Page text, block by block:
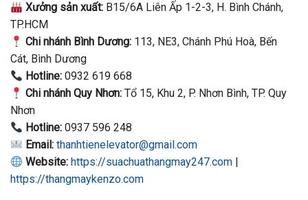
Xưởng sản xuất: B15/6A Liên Ấp 1-2-3, H. Bình Chánh,
TP.HCM
Chi nhánh Bình Dương: 113, NE3, Chánh Phú Hoà, Bến
Cát, Bình Dương
Hotline: 0932 619 668
Chi nhánh Quy Nhơn: Tổ 15, Khu 2, P. Nhơn Bình, TP. Quy
Nhơn
Hotline: 0937 596 248
Email: thanhtienelevator@gmail.com
Website: https://suachuathangmay247.com
https://thangmaykenzo.com